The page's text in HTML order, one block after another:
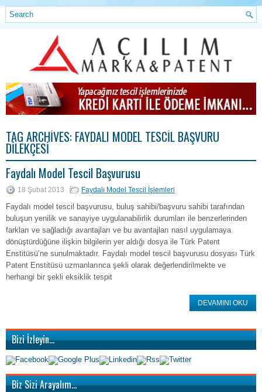
TAG ARCHIVES: FAYDALI MODEL TESCIL BAŞVURU
DILEKÇESI
Faydalı Model Tescil Başvurusu
18 Şubat 2013 Faydalı Model Tescil İşlemleri
Faydalı model tescil başvurusu, buluş sahibi/başvuru sahibi tarafından
buluşun yenilik ve sanayiye uygulanabilirlik durumları ile benzerlerinden
farkları ve sağladığı avantajları ve bu avantajları nasıl uygulamaya
dönüştürdüğüne ilişkin bilgilerin yer aldığı dosya ile Türk Patent
Enstitüsü’ne sunulmaktadır. Faydalı model tescil başvurusu dosyası Türk
Patent Enstitüsü uzmanlarınca şekli olarak değerlendirilmekte ve
herhangi bir şekli eksiklik tespit
DEVAMINI OKU
Bizi İzleyin…
Biz Sizi Arayalım…